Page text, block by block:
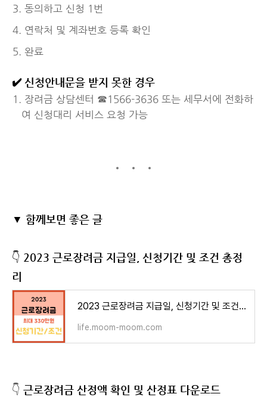
동의하고 신청 1번
연락처 및 계좌번호 등록 확인
완료
✔️ 신청안내문을 받지 못한 경우
장려금 상담센터 ☎1566-3636 또는 세무서에 전화하
여 신청대리 서비스 요청 가능
▼ 함께보면 좋은 글
👇 2023 근로장려금 지급일, 신청기간 및 조건 총정
리
2023 근로장려금 지급일, 신청기간 및 조건 알아보기
life.moom-moom.com
👇 근로장려금 산정액 확인 및 산정표 다운로드